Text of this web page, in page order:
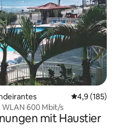
4,9 (185)
WLAN 600 Mbit/s
mit Haustier